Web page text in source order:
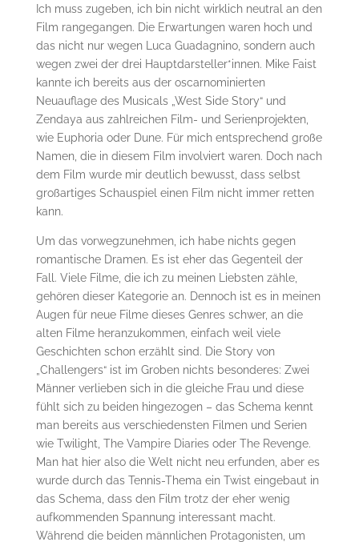
Ich muss zugeben, ich bin nicht wirklich neutral an den
Film rangegangen. Die Erwartungen waren hoch und
das nicht nur wegen Luca Guadagnino, sondern auch
wegen zwei der drei Hauptdarsteller*innen. Mike Faist
kannte ich bereits aus der oscarnominierten
Neuauflage des Musicals „West Side Story“ und
Zendaya aus zahlreichen Film- und Serienprojekten,
wie Euphoria oder Dune. Für mich entsprechend große
Namen, die in diesem Film involviert waren. Doch nach
dem Film wurde mir deutlich bewusst, dass selbst
großartiges Schauspiel einen Film nicht immer retten
kann.
Um das vorwegzunehmen, ich habe nichts gegen
romantische Dramen. Es ist eher das Gegenteil der
Fall. Viele Filme, die ich zu meinen Liebsten zähle,
gehören dieser Kategorie an. Dennoch ist es in meinen
Augen für neue Filme dieses Genres schwer, an die
alten Filme heranzukommen, einfach weil viele
Geschichten schon erzählt sind. Die Story von
„Challengers“ ist im Groben nichts besonderes: Zwei
Männer verlieben sich in die gleiche Frau und diese
fühlt sich zu beiden hingezogen – das Schema kennt
man bereits aus verschiedensten Filmen und Serien
wie Twilight, The Vampire Diaries oder The Revenge.
Man hat hier also die Welt nicht neu erfunden, aber es
wurde durch das Tennis-Thema ein Twist eingebaut in
das Schema, dass den Film trotz der eher wenig
aufkommenden Spannung interessant macht.
Während die beiden männlichen Protagonisten, um